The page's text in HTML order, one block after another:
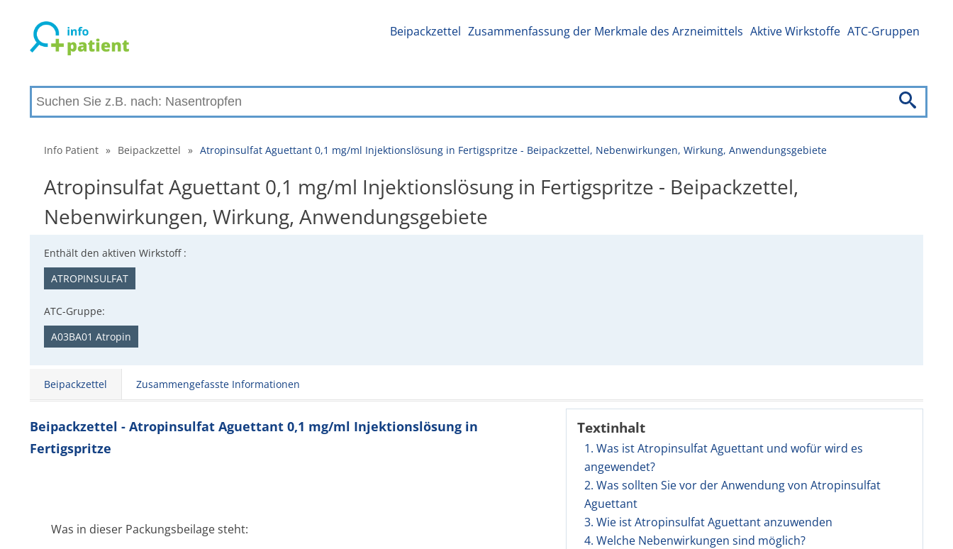
Beipackzettel Zusammenfassung der Merkmale des Arzneimittels Aktive Wirkstoffe ATC-Gruppen
Info Patient » Beipackzettel » Atropinsulfat Aguettant 0,1 mg/ml Injektionslösung in Fertigspritze - Beipackzettel, Nebenwirkungen, Wirkung, Anwendungsgebiete
Atropinsulfat Aguettant 0,1 mg/ml Injektionslösung in Fertigspritze - Beipackzettel,
Nebenwirkungen, Wirkung, Anwendungsgebiete
Enthält den aktiven Wirkstoff :
ATROPINSULFAT
ATC-Gruppe:
A03BA01 Atropin
Beipackzettel Zusammengefasste Informationen
Textinhalt
1. Was ist Atropinsulfat Aguettant und wofür wird es
angewendet?
2. Was sollten Sie vor der Anwendung von Atropinsulfat
Aguettant
3. Wie ist Atropinsulfat Aguettant anzuwenden
4. Welche Nebenwirkungen sind möglich?
Beipackzettel - Atropinsulfat Aguettant 0,1 mg/ml Injektionslösung in
Fertigspritze
Was in dieser Packungsbeilage steht: